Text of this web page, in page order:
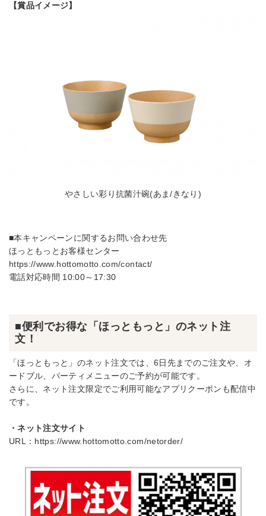
【賞品イメージ】
やさしい彩り抗菌汁碗(あま/きなり)
■本キャンペーンに関するお問い合わせ先
ほっともっとお客様センター
https://www.hottomotto.com/contact/
電話対応時間 10:00～17:30
■便利でお得な「ほっともっと」のネット注
文！
「ほっともっと」のネット注文では、6日先までのご注文や、オ
ードブル、パーティメニューのご予約が可能です。
さらに、ネット注文限定でご利用可能なアプリクーポンも配信中
です。
・ネット注文サイト
URL： https://www.hottomotto.com/netorder/